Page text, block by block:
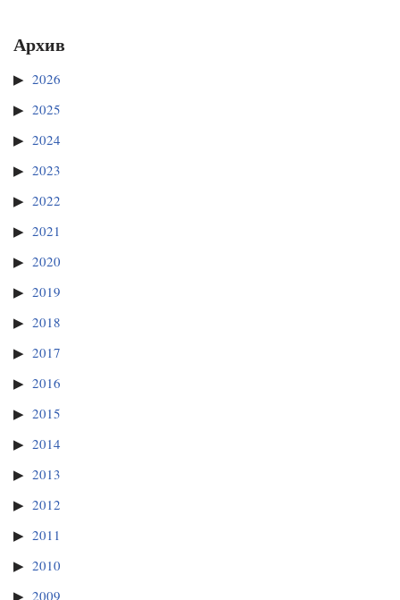
Архив
2026
2025
2024
2023
2022
2021
2020
2019
2018
2017
2016
2015
2014
2013
2012
2011
2010
2009